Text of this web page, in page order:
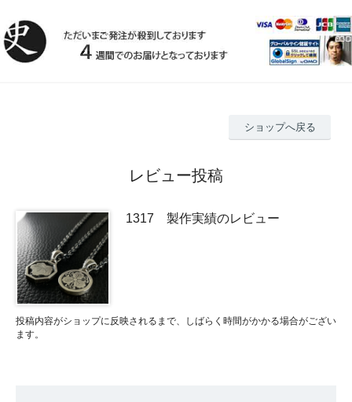
ショップへ戻る
レビュー投稿
1317 製作実績のレビュー
投稿内容がショップに反映されるまで、しばらく時間がかかる場合がござい
ます。